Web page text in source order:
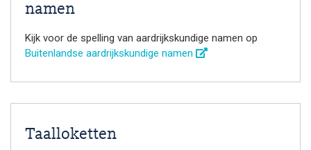
namen
Kijk voor de spelling van aardrijkskundige namen op
Buitenlandse aardrijkskundige namen
Taalloketten